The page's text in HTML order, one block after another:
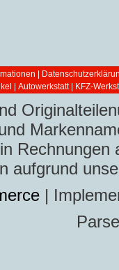
Autowerkstatt | KFZ-
aufgrund
|